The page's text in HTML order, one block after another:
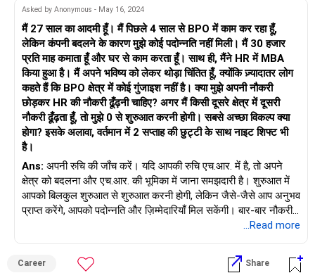
Asked by Anonymous - May 16, 2024
मैं 27 साल का आदमी हूँ। मैं पिछले 4 साल से BPO में काम कर रहा हूँ,
लेकिन कंपनी बदलने के कारण मुझे कोई पदोन्नति नहीं मिली। मैं 30 हजार
प्रति माह कमाता हूँ और घर से काम करता हूँ। साथ ही, मैंने HR में MBA
किया हुआ है। मैं अपने भविष्य को लेकर थोड़ा चिंतित हूँ, क्योंकि ज़्यादातर लोग
कहते हैं कि BPO क्षेत्र में कोई गुंजाइश नहीं है। क्या मुझे अपनी नौकरी
छोड़कर HR की नौकरी ढूँढ़नी चाहिए? अगर मैं किसी दूसरे क्षेत्र में दूसरी
नौकरी ढूँढ़ता हूँ, तो मुझे 0 से शुरुआत करनी होगी। सबसे अच्छा विकल्प क्या
होगा? इसके अलावा, वर्तमान में 2 सप्ताह की छुट्टी के साथ नाइट शिफ्ट भी
है।
Ans: अपनी रुचि की जाँच करें। यदि आपकी रुचि एच.आर. में है, तो अपने
क्षेत्र को बदलना और एच.आर. की भूमिका में जाना समझदारी है। शुरुआत में
आपको बिलकुल शुरुआत से शुरुआत करनी होगी, लेकिन जैसे-जैसे आप अनुभव
प्राप्त करेंगे, आपको पदोन्नति और ज़िम्मेदारियाँ मिल सकेंगी। बार-बार नौकरी
...Read more
Career Share